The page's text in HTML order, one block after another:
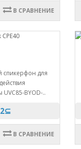
В СРАВНЕНИЕ
спикерфон для
BYOD-..
В СРАВНЕНИЕ